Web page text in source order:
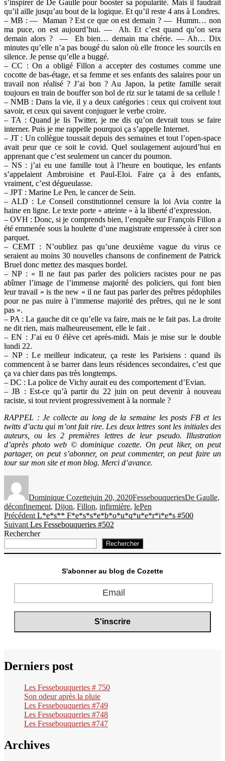
s’inspirer de De Gaulle pour booster sa popularité. Mais il faudrait
qu’il aille jusqu’au bout de la logique. Et qu’il reste 4 ans à Londres.
– MB : — Maman ? Est ce que on est demain ? — Humm… non
ma puce, on est aujourd’hui. — Ah. Et c’est quand qu’on sera
demain alors ? — Eh bien… demain ma chérie. — Ah… Dix
minutes qu’elle n’a pas bougé du salon où elle fronce les sourcils en
silence. Je pense qu’elle a buggé.
– CC : On a obligé Fillon a accepter des costumes comme une
cocotte de bas-étage, et sa femme et ses enfants des salaires pour un
travail non réalisé ? J’ai bon ? Au Japon, la petite famille serait
toujours en train de bouffer son bol de riz sur le tatami de sa cellule !
– NMB : Dans la vie, il y a deux catégories : ceux qui croivent tout
savoir, et ceux qui savent conjuguer le verbe croire.
– TA : Quand je lis Twitter, je me dis qu’on devrait tous se faire
interner. Puis je me rappelle pourquoi ça s’appelle Internet.
– JT : Un collègue toussait depuis des semaines et tout l’open-space
avait peur que ce soit le covid. Quel soulagement aujourd’hui en
apprenant que c’est seulement un cancer du poumon.
– NS : j’ai eu une famille tout à l’heure en boutique, les enfants
s’appelaient Ambroisine et Paul-Eloi. Faire ça à des enfants,
vraiment, c’est dégueulasse.
– JPT : Marine Le Pen, le cancer de Sein.
– ALD : Le Conseil constitutionnel censure la loi Avia contre la
haine en ligne. Le texte porte « atteinte » à la liberté d’expression.
– OVH : Donc, si je comprends bien, l’enquête sur François Fillon a
été emmenée sous la houlette d’une magistrate empressée à cirer son
parquet.
– CEMT : N’oubliez pas qu’une deuxième vague du virus ce
seraient au moins 30 nouvelles chansons de confinement de Patrick
Bruel donc mettez des masques bordel.
– NP : « Il ne faut pas parler des policiers racistes pour ne pas
abîmer l’image de l’immense majorité des policiers, qui font bien
leur travail » is the new « il ne faut pas parler des prêtres pédophiles
pour ne pas nuire à l’immense majorité des prêtres, qui ne le sont
pas ».
– PA : La gauche dit ce qu’elle va faire, mais ne le fait pas. La droite
ne dit rien, mais malheureusement, elle le fait .
– EN : J’ai eu 0 élève cet après-midi. Mais je mise sur le double
lundi 22.
– NP : Le meilleur indicateur, ça reste les Parisiens : quand ils
commencent à se barrer dans leurs résidences secondaires, c’est que
ça va chier dans pas très longtemps.
– DC : La police de Vichy aurait eu des comportement d’Evian.
– JB : Est-ce qu’à partir du 22 juin on peut devenir à nouveau
raciste, si tout revient progressivement à la normale ?
RAPPEL : Je collecte au long de la semaine les posts FB et les
twitts d’actu qui m’ont fait rire. Les deux lettres sont les initiales des
auteurs, ou les 2 premières lettres de leur pseudo. Illustration
d’après photo web © dominique cozette. On peut liker, on peut
partager, on peut s’abonner, on peut commenter, on peut faire un
tour sur mon site et mon blog. Merci d’avance.
Dominique Cozettejuin 20, 2020FessebouqueriesDe Gaulle,
déconfinement, Dijon, Fillon, infirmière, lePen
Navigation
de
Précédent Publication
précédente :
L*e*s** F*e*s*s*e*b*o*u*q*u*e*r*i*e*s #500
Suivant Publication
suivante :
Les Fessebouqueries #502
Rechercher
Rechercher
S'abonner au blog de Cozette
Derniers post
Les Fessebouqueries # 750
Son odeur après la pluie
Les Fessebouqueries #749
Les Fessebouqueries #748
Les Fessebouqueries #747
Archives